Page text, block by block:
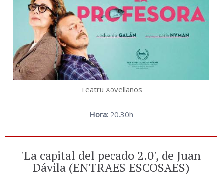
Teatru Xovellanos
Hora:20.30h
'La capital del pecado 2.0', de Juan
Dávila (ENTRAES ESCOSAES)